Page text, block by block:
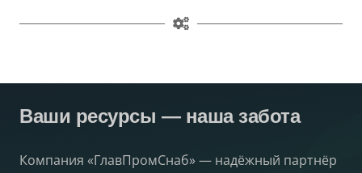
Ваши ресурсы — наша забота
Компания «ГлавПромСнаб» — надёжный партнёр